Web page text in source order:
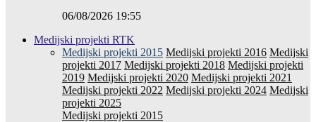
06/08/2026 19:55
Medijski projekti RTK
Medijski projekti 2015 Medijski projekti 2016 Medijski
projekti 2017 Medijski projekti 2018 Medijski projekti
2019 Medijski projekti 2020 Medijski projekti 2021
Medijski projekti 2022 Medijski projekti 2024 Medijski
projekti 2025
Medijski projekti 2015